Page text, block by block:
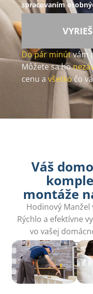
spracovaním
Do pár minútvám
Môžete sa ho
cenu a všetkočo
Váš
montáže
Hodinový Manžel
Rýchlo a efektívne
vo vašej
zavolajte nám a